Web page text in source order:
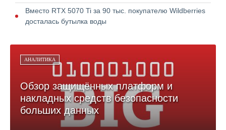
Вместо RTX 5070 Ti за 90 тыс. покупателю Wildberries
досталась бутылка воды
АНАЛИТИКА
Обзор защищённых платформ и
накладных средств безопасности
больших данных